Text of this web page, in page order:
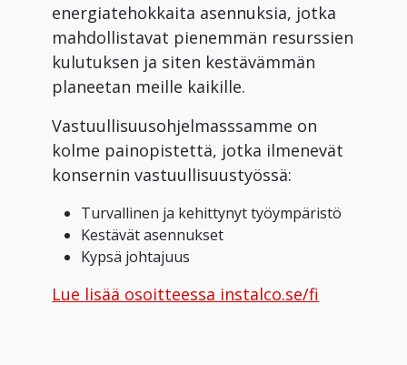
energiatehokkaita asennuksia, jotka
mahdollistavat pienemmän resurssien
kulutuksen ja siten kestävämmän
planeetan meille kaikille.
Vastuullisuusohjelmasssamme on
kolme painopistettä, jotka ilmenevät
konsernin vastuullisuustyössä:
Turvallinen ja kehittynyt työympäristö
Kestävät asennukset
Kypsä johtajuus
Lue lisää osoitteessa instalco.se/fi